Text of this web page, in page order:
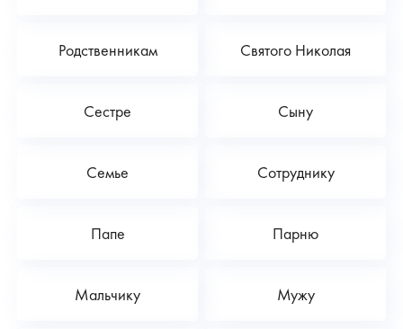
Родственникам Святого Николая
Сестре Сыну
Семье Сотруднику
Папе Парню
Мальчику Мужу